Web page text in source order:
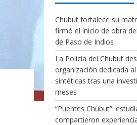
Chubut fortalece su
firmó el inicio de obra
de Paso de Indios
La Policía del Chubut
organización dedicada
sintéticas tras una
meses
“Puentes Chubut”:
compartieron